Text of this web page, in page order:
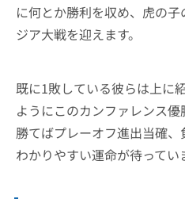
に何とか勝利を収め、虎の
ジア大戦を迎えます。
既に1敗している彼らは上に
ようにこのカンファレンス
勝てばプレーオフ進出当確
わかりやすい運命が待ってい